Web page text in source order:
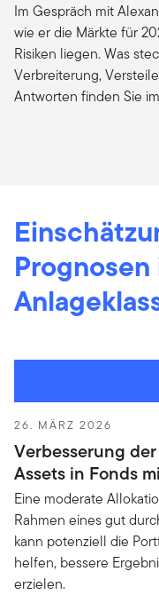
Im Gespräch mit
wie er die Märkte für
Risiken liegen. Was
Verbreiterung,
Antworten finden Sie
26. MÄRZ 2026
Verbesserung
Assets in Fonds
Eine moderate
Rahmen eines gut
kann potenziell die
helfen, bessere
erzielen.